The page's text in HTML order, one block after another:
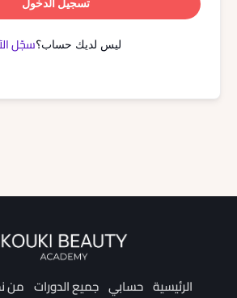
تسجيل الدخول
ليس لديك حساب؟سجّل
الرئيسية حسابي جميع الدورات من